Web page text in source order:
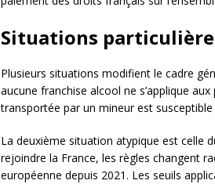
Situations
Plusieurs situations modifient le cadre
aucune franchise alcool ne s’applique
transportée par un mineur est
La deuxième situation atypique est celle
rejoindre la France, les règles changent
européenne depuis 2021. Les seuils